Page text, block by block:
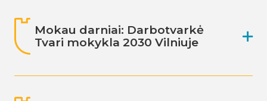
Mokau darniai: Darbotvarkė
Tvari mokykla 2030 Vilniuje